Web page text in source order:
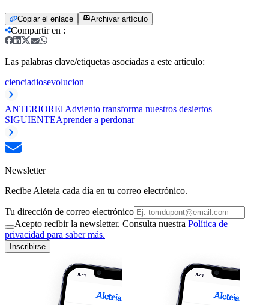
Copiar el enlace Archivar artículo
Compartir en :
Las palabras clave/etiquetas asociadas a este artículo:
cienciadiosevolucion
ANTERIOREl Adviento transforma nuestros desiertos
SIGUIENTEAprender a perdonar
Newsletter
Recibe Aleteia cada día en tu correo electrónico.
Tu dirección de correo electrónico
Acepto recibir la newsletter. Consulta nuestra Política de
privacidad para saber más.
Inscribirse